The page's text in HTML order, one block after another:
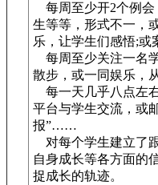
每周至少开2个例会
生等等，形式不一，
乐，让学生们感悟;或
每周至少关注一名
散步，或一同娱乐，
每一天几乎八点左
平台与学生交流，或
报”……
对每个学生建立了
自身成长等各方面的
捉成长的轨迹。